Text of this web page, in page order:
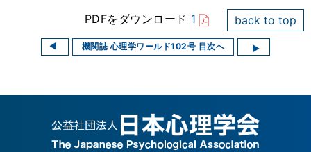
PDFをダウンロード 1 back to top
機関誌 心理学ワールド102号 目次へ